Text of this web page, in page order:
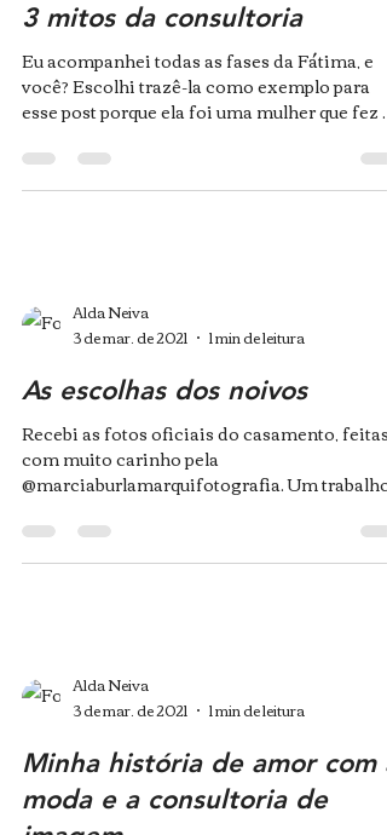
3 mitos da consultoria
Eu acompanhei todas as fases da Fátima, e
você? Escolhi trazê-la como exemplo para
esse post porque ela foi uma mulher que fez o
Alda Neiva
3 de mar. de 2021
1 min de leitura
As escolhas dos noivos
Recebi as fotos oficiais do casamento, feitas
com muito carinho pela
@marciaburlamarquifotografia. Um trabalho
Alda Neiva
3 de mar. de 2021
1 min de leitura
Minha história de amor com a
moda e a consultoria de